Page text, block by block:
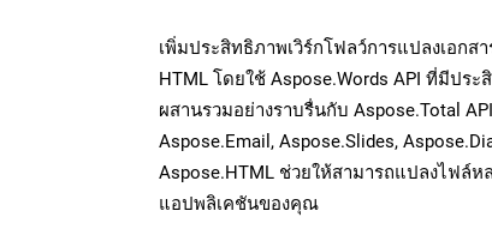
เพิ่มประสิทธิภาพเวิร์กโฟลว์การแปลงเอก
HTML โดยใช้ Aspose.Words API ที่มีปร
ผสานรวมอย่างราบรื่นกับ Aspose.Total
Aspose.Email, Aspose.Slides,
Aspose.HTML ช่วยให้สามารถแปลงไฟล์
แอปพลิเคชันของคุณ